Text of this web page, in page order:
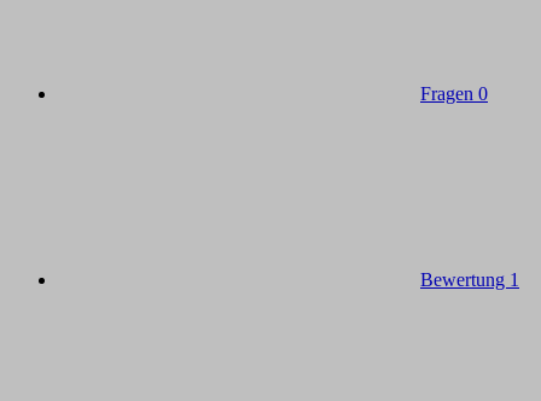
Fragen 0
Bewertung 1